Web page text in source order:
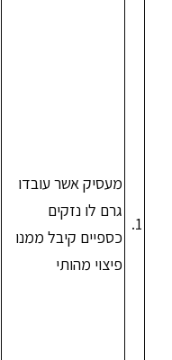
1.
מעסיק אשר עובדו
גרם לו נזקים
כספיים קיבל ממנו
פיצוי מהותי